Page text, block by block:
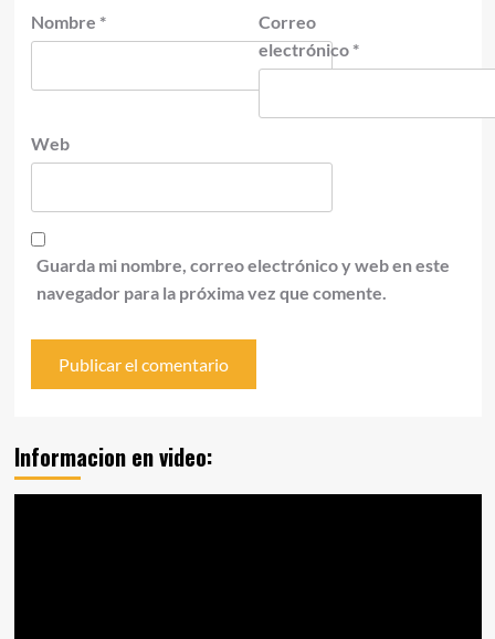
Nombre *
Correo
electrónico *
Web
Guarda mi nombre, correo electrónico y web en este
navegador para la próxima vez que comente.
Informacion en video: